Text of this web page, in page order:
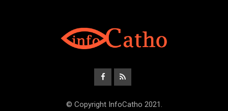
© Copyright InfoCatho 2021.